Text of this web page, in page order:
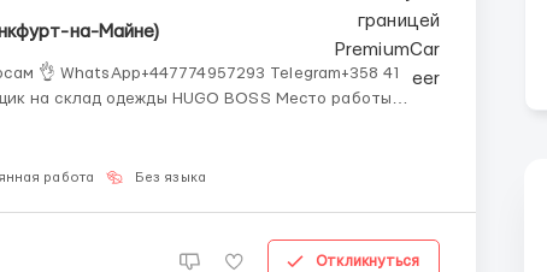
на-Майне)
👌 WhatsApp+447774957293 Telegram+358 41
работа Без языка
Откликнуться